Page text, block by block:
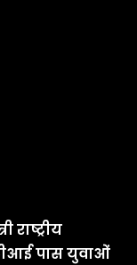
राष्ट्रीय
पास युवाओं